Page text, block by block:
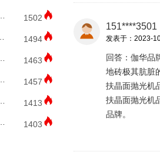
151****3501
发表于：2023-
回答：伽华品
地砖极其肮脏
扶晶面抛光机
扶晶面抛光机
品牌。
1502
1494
1463
1457
1413
1403